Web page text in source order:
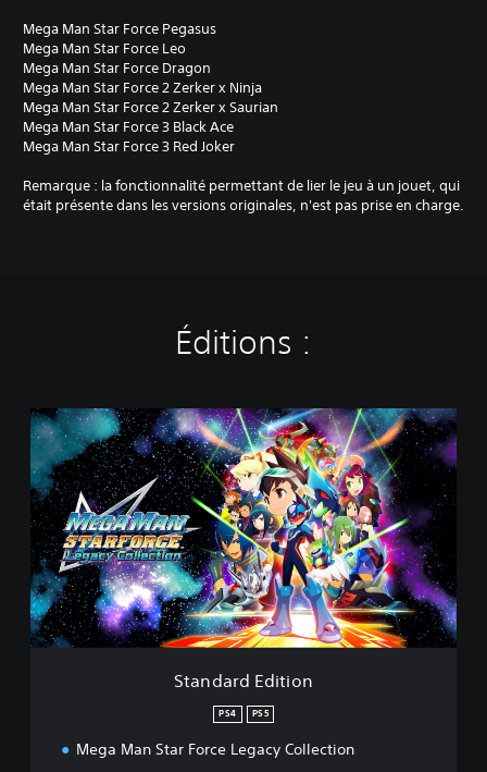
Mega Man Star Force Pegasus
Mega Man Star Force Leo
Mega Man Star Force Dragon
Mega Man Star Force 2 Zerker x Ninja
Mega Man Star Force 2 Zerker x Saurian
Mega Man Star Force 3 Black Ace
Mega Man Star Force 3 Red Joker
Remarque : la fonctionnalité permettant de lier le jeu à un jouet, qui
était présente dans les versions originales, n'est pas prise en charge.
Éditions :
S
t
a
n
d
a
r
d
E
d
t
Standard Edition
PS4 PS5
Mega Man Star Force Legacy Collection